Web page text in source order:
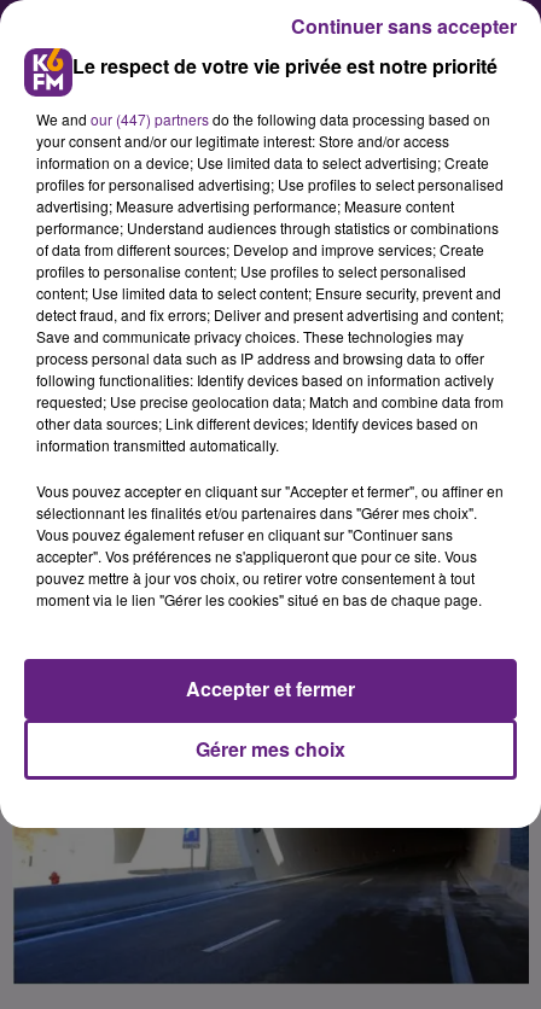
LINO à Dijon : Fermeture
nocturne toute cette semaine
De nouveaux travaux de
maintenance sont prévus sur la
LINO (Rocade Ouest de Dijon) toute
cette semaine. La DIR-CE a donc
Publié : 2 mai 2017 à 6h47 par 45
Le respect de votre vie privée est notre priorité
We and our (447) partnersdo the following data processing based on
your consent and/or our legitimate interest: Store and/or access
information on a device; Use limited data to select advertising; Create
profiles for personalised advertising; Use profiles to select personalised
advertising; Measure advertising performance; Measure content
performance; Understand audiences through statistics or combinations
of data from different sources; Develop and improve services; Create
profiles to personalise content; Use profiles to select personalised
content; Use limited data to select content; Ensure security, prevent and
detect fraud, and fix errors; Deliver and present advertising and content;
Save and communicate privacy choices. These technologies may
process personal data such as IP address and browsing data to offer
following functionalities: Identify devices based on information actively
requested; Use precise geolocation data; Match and combine data from
other data sources; Link different devices; Identify devices based on
information transmitted automatically.
Vous pouvez accepter en cliquant sur "Accepter et fermer", ou affiner en
sélectionnant les finalités et/ou partenaires dans "Gérer mes choix".
Vous pouvez également refuser en cliquant sur "Continuer sans
accepter". Vos préférences ne s'appliqueront que pour ce site. Vous
pouvez mettre à jour vos choix, ou retirer votre consentement à tout
moment via le lien "Gérer les cookies" situé en bas de chaque page.
Gérer mes choix
Accepter et fermer
Continuer sans accepter